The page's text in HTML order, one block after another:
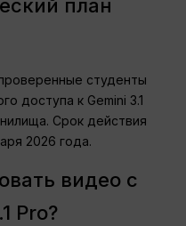
план
студенты
доступа к Gemini 3.1
Срок действия
2026 года.
видео с
Pro?